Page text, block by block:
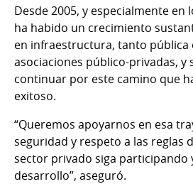
Desde 2005, y especialmente en
ha habido un crecimiento
en infraestructura, tanto pública
asociaciones público-privadas, y
continuar por este camino que
exitoso.
“Queremos apoyarnos en esa
seguridad y respeto a las reglas
sector privado siga participando
desarrollo”, aseguró.